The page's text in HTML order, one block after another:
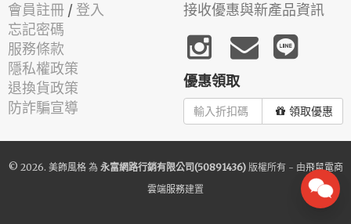
會員註冊 / 登入
忘記密碼
服務條款
隱私權政策
退換貨政策
防詐騙宣導
接收優惠與新產品資訊
優惠領取
領取優惠
© 2026. 美飾風格為 永富網路行銷有限公司(50891436)版權所有 - 由飛鼠電商
雲端服務建置